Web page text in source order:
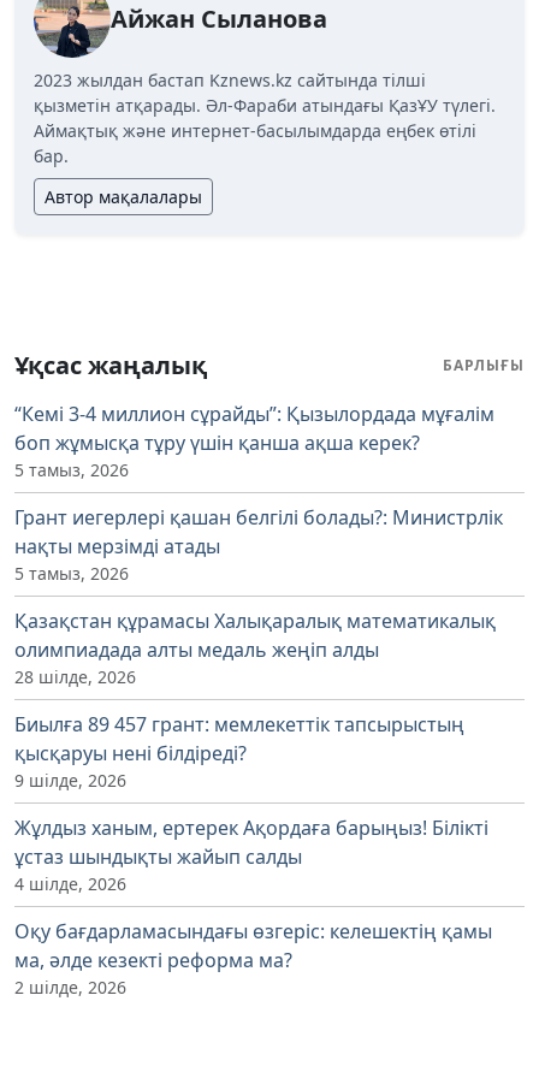
Айжан Сыланова
2023 жылдан бастап Kznews.kz сайтында тілші
қызметін атқарады. Әл-Фараби атындағы ҚазҰУ түлегі.
Аймақтық және интернет-басылымдарда еңбек өтілі
бар.
Автор мақалалары
Ұқсас жаңалық БАРЛЫҒЫ
“Кемі 3-4 миллион сұрайды”: Қызылордада мұғалім
боп жұмысқа тұру үшін қанша ақша керек?
5 тамыз, 2026
Грант иегерлері қашан белгілі болады?: Министрлік
нақты мерзімді атады
5 тамыз, 2026
Қазақстан құрамасы Халықаралық математикалық
олимпиадада алты медаль жеңіп алды
28 шілде, 2026
Биылға 89 457 грант: мемлекеттік тапсырыстың
қысқаруы нені білдіреді?
9 шілде, 2026
Жұлдыз ханым, ертерек Ақордаға барыңыз! Білікті
ұстаз шындықты жайып салды
4 шілде, 2026
Оқу бағдарламасындағы өзгеріс: келешектің қамы
ма, әлде кезекті реформа ма?
2 шілде, 2026